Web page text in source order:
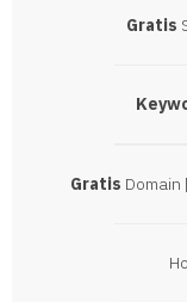
Gratis
Gratis Domain